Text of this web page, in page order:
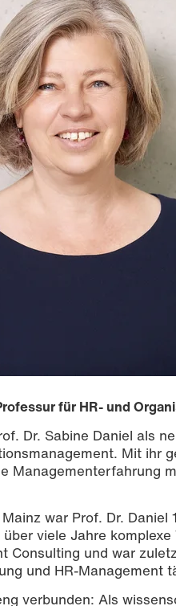
für HR- und
Dr. Sabine Daniel als
Mit ihr
Managementerfahrung
war Prof. Dr.
viele Jahre
Consulting und war
und HR-Management
verbunden: Als